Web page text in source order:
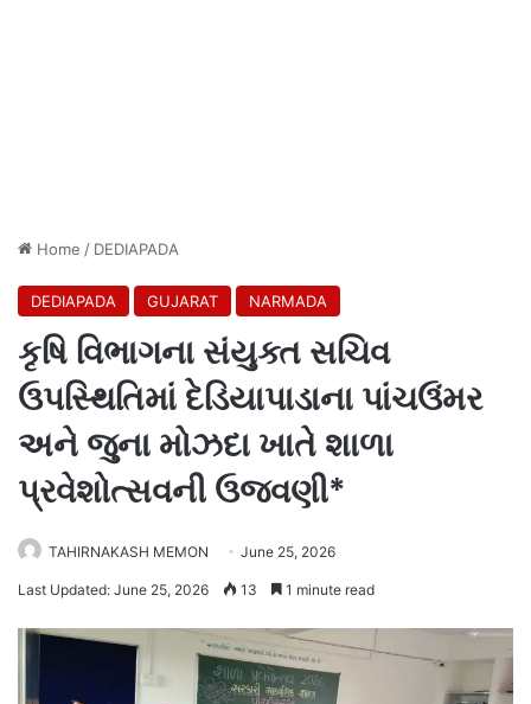
Home / DEDIAPADA
DEDIAPADA GUJARAT NARMADA
કૃષિ વિભાગના સંયુક્ત સચિવ
ઉપસ્થિતિમાં દેડિયાપાડાના પાંચઉંમર
અને જુના મોઝદા ખાતે શાળા
પ્રવેશોત્સવની ઉજવણી*
TAHIRNAKASH MEMON June 25, 2026
Last Updated: June 25, 2026 13 1 minute read